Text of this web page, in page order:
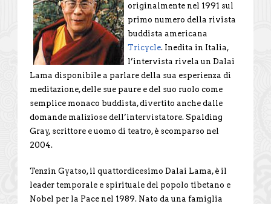
originalmente nel 1991 sul
primo numero della rivista
buddista americana
Tricycle. Inedita in Italia,
l’intervista rivela un Dalai
Lama disponibile a parlare della sua esperienza di
meditazione, delle sue paure e del suo ruolo come
semplice monaco buddista, divertito anche dalle
domande maliziose dell’intervistatore. Spalding
Gray, scrittore e uomo di teatro, è scomparso nel
2004.
Tenzin Gyatso, il quattordicesimo Dalai Lama, è il
leader temporale e spirituale del popolo tibetano e
Nobel per la Pace nel 1989. Nato da una famiglia